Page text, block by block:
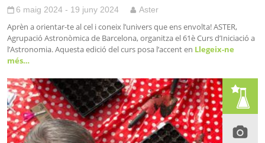
6 maig 2024 - 19 juny 2024 Aster
Aprèn a orientar-te al cel i coneix l’univers que ens envolta! ASTER,
Agrupació Astronòmica de Barcelona, organitza el 61è Curs d’Iniciació a
l’Astronomia. Aquesta edició del curs posa l’accent en Llegeix-ne
més…